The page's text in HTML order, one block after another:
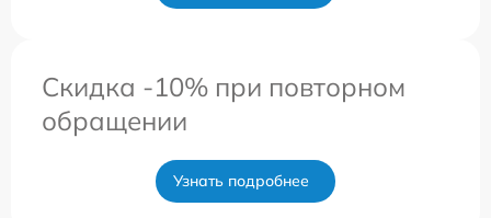
Скидка -10% при повторном
обращении
Узнать подробнее